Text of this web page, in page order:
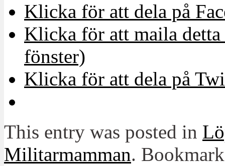
Klicka för att dela på
Klicka för att maila
fönster)
Klicka för att dela på
This entry was posted in
Militarmamman.